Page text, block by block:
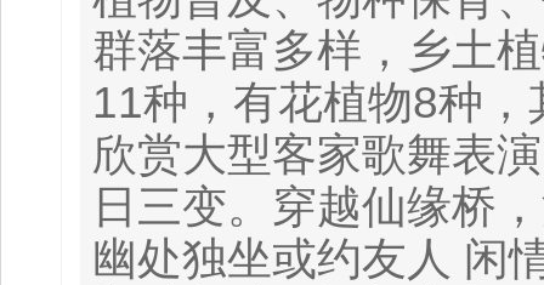
群落丰富多样，乡土
11种，有花植物8种
欣赏大型客家歌舞表
日三变。穿越仙缘桥
幽处独坐或约友人 闲